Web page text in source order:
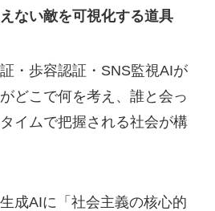
ない敵を可視化する道具
・歩容認証・SNS監視AIが
どこで何を考え、誰と会っ
イムで把握される社会が構
成AIに「社会主義の核心的